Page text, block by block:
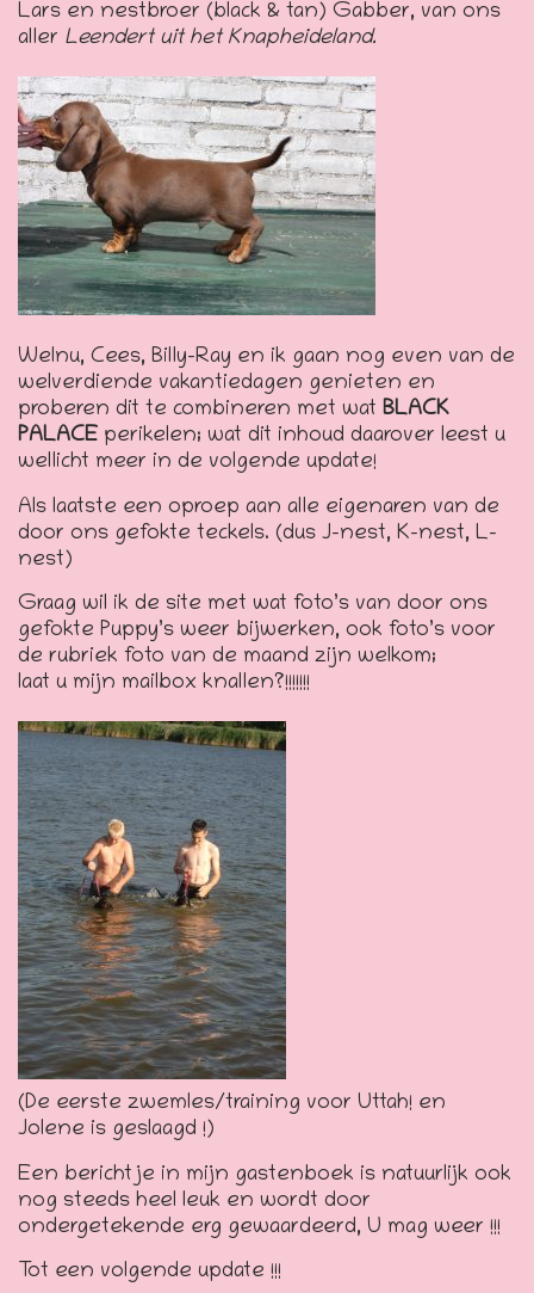
Lars en nestbroer (black & tan) Gabber, van ons
aller Leendert uit het Knapheideland.
Welnu, Cees, Billy-Ray en ik gaan nog even van de
welverdiende vakantiedagen genieten en
proberen dit te combineren met wat BLACK
PALACE perikelen; wat dit inhoud daarover leest u
wellicht meer in de volgende update!
Als laatste een oproep aan alle eigenaren van de
door ons gefokte teckels. (dus J-nest, K-nest, L-
nest)
Graag wil ik de site met wat foto’s van door ons
gefokte Puppy’s weer bijwerken, ook foto’s voor
de rubriek foto van de maand zijn welkom;
laat u mijn mailbox knallen?!!!!!!!
(De eerste zwemles/training voor Uttah! en
Jolene is geslaagd !)
Een berichtje in mijn gastenboek is natuurlijk ook
nog steeds heel leuk en wordt door
ondergetekende erg gewaardeerd, U mag weer !!!
Tot een volgende update !!!